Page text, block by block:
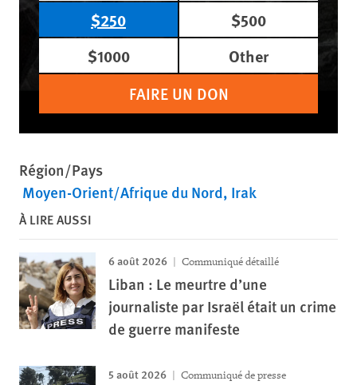
$250
$500
$1000
Other
FAIRE UN DON
Région/Pays
Moyen-Orient/Afrique du Nord Irak
À LIRE AUSSI
6 août 2026 Communiqué détaillé
Liban : Le meurtre d’une
journaliste par Israël était un crime
de guerre manifeste
5 août 2026 Communiqué de presse